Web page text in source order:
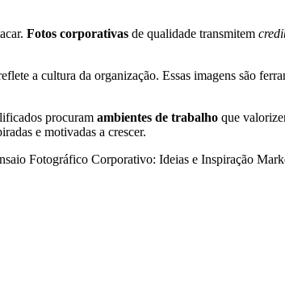
Fotos corporativas de qualidade transmitem
a cultura da organização. Essas imagens são
procuram ambientes de trabalho que
e motivadas a crescer.